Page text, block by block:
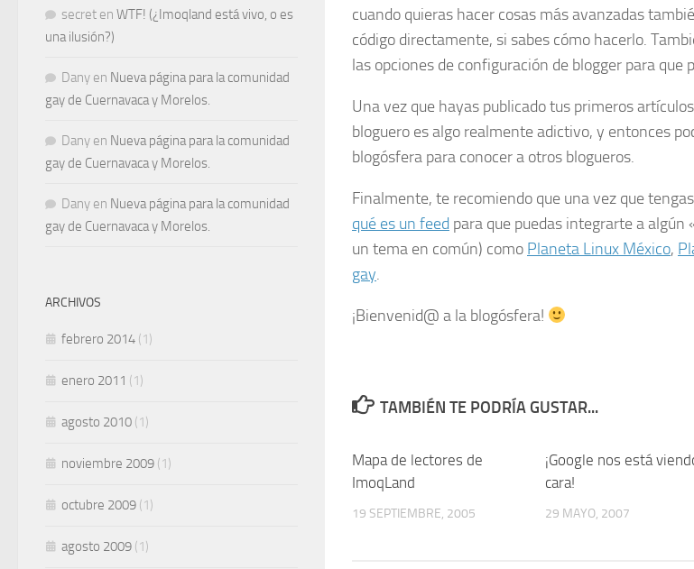
cuando quieras hacer cosas más avanzadas
código directamente, si sabes cómo hacerlo.
las opciones de configuración de blogger para que
Una vez que hayas publicado tus primeros
bloguero es algo realmente adictivo, y entonces
blogósfera para conocer a otros blogueros.
Finalmente, te recomiendo que una vez que
qué es un feed para que puedas integrarte a algún
un tema en común) como Planeta Linux México,
gay.
¡Bienvenid@ a la blogósfera!
TAMBIÉN TE PODRÍA GUSTAR...
Mapa de lectores de
ImoqLand
19 SEPTIEMBRE, 2005
¡Google nos está
cara!
29 MAYO, 2007
secret en WTF! (¿Imoqland está vivo, o es
una ilusión?)
Dany en Nueva página para la comunidad
gay de Cuernavaca y Morelos.
Dany en Nueva página para la comunidad
gay de Cuernavaca y Morelos.
Dany en Nueva página para la comunidad
gay de Cuernavaca y Morelos.
ARCHIVOS
febrero 2014 (1)
enero 2011 (1)
agosto 2010 (1)
noviembre 2009 (1)
octubre 2009 (1)
agosto 2009 (1)